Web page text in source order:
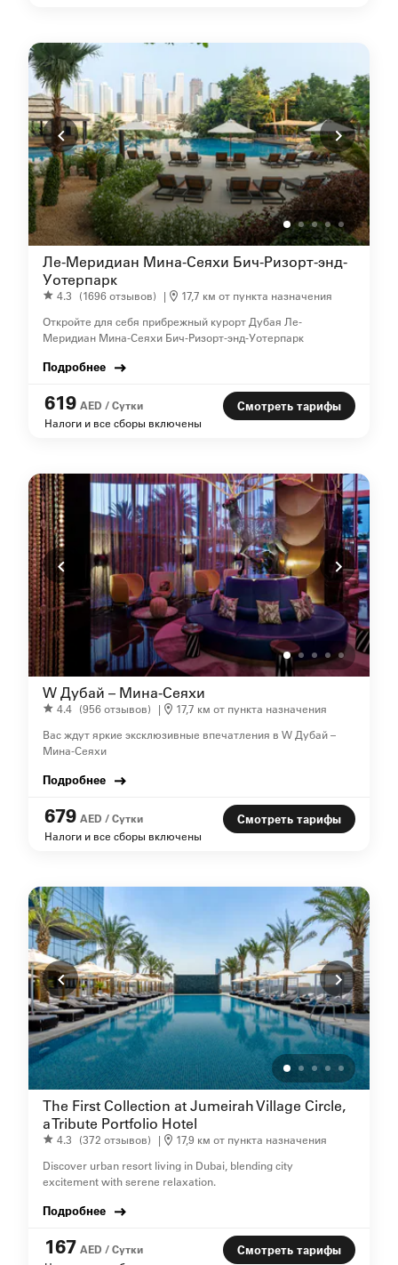
Ле-Меридиан Мина-Сеяхи Бич-Ризорт-энд-
Уотерпарк
4.3 (1696 отзывов) |
17,7 км от пункта назначения
Откройте для себя прибрежный курорт Дубая Ле-
Меридиан Мина-Сеяхи Бич-Ризорт-энд-Уотерпарк
Подробнее
619 AED / Сутки
Налоги и все сборы включены
Смотреть тарифы
W Дубай – Мина-Сеяхи
4.4 (956 отзывов) |
17,7 км от пункта назначения
Вас ждут яркие эксклюзивные впечатления в W Дубай –
Мина-Сеяхи
Подробнее
679 AED / Сутки
Налоги и все сборы включены
Смотреть тарифы
The First Collection at Jumeirah Village Circle,
a Tribute Portfolio Hotel
4.3 (372 отзывов) |
17,9 км от пункта назначения
Discover urban resort living in Dubai, blending city
excitement with serene relaxation.
Подробнее
167 AED / Сутки
Смотреть тарифы